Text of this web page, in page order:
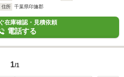
住所
千葉県印旛郡
在庫確認・見積依頼
電話する
1/1